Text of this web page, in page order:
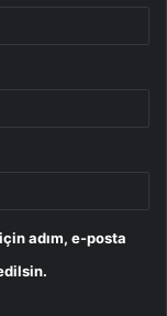
adım, e-posta